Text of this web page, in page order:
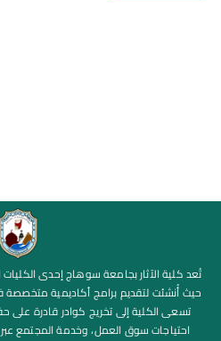
تُعد كلية الآثار بجامعة سوهاج إحدى الكليات
حيث أُنشئت لتقديم برامج أكاديمية متخصصة
تسعى الكلية إلى تخريج كوادر قادرة على
احتياجات سوق العمل، وخدمة المجتمع عبر